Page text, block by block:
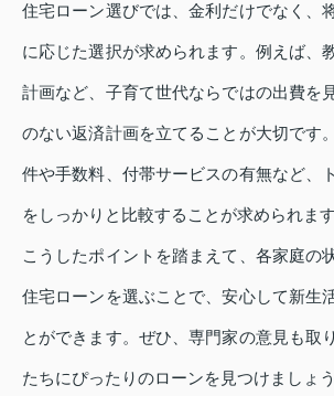
住宅ローン選びでは、金利だけでなく、
に応じた選択が求められます。例えば、
計画など、子育て世代ならではの出費を
のない返済計画を立てることが大切です
件や手数料、付帯サービスの有無など、
をしっかりと比較することが求められます
こうしたポイントを踏まえて、各家庭の
住宅ローンを選ぶことで、安心して新生
とができます。ぜひ、専門家の意見も取
たちにぴったりのローンを見つけましょう